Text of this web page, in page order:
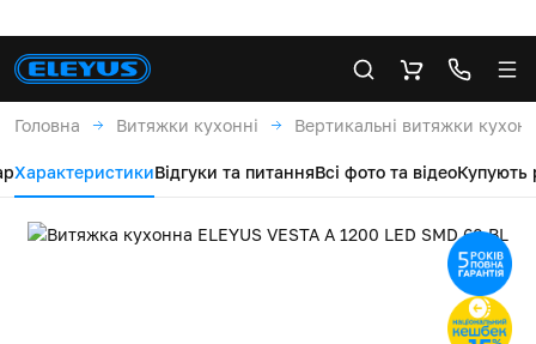
Головна Витяжки кухонні Вертикальні витяжки
ХарактеристикиВідгуки та питанняВсі фото та відеоКупують